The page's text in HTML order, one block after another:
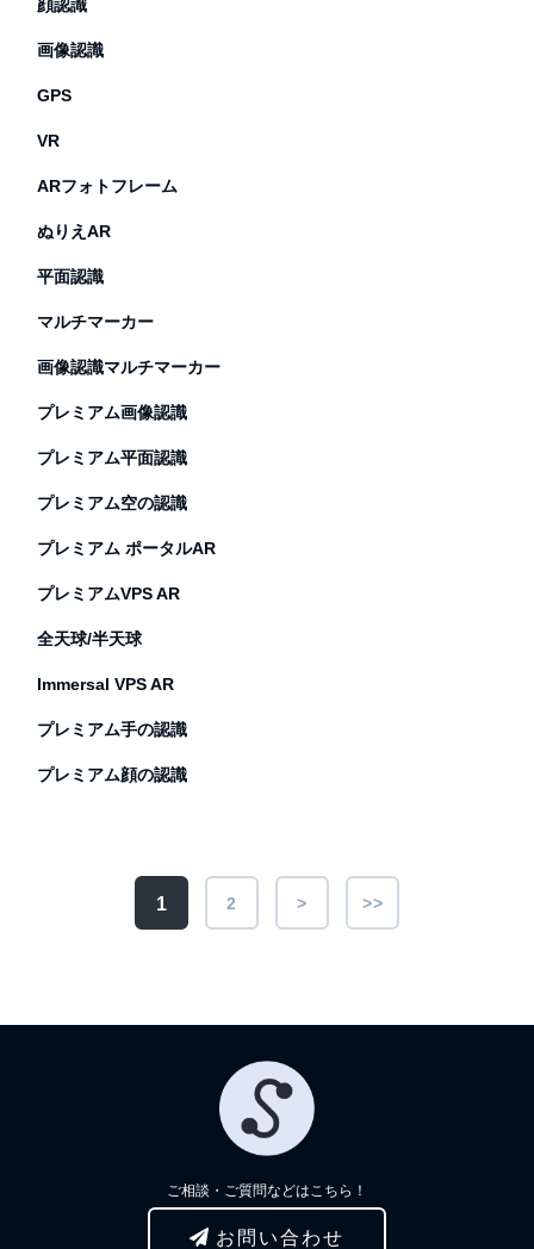
顔認識
画像認識
GPS
VR
ARフォトフレーム
ぬりえAR
平面認識
マルチマーカー
画像認識マルチマーカー
プレミアム画像認識
プレミアム平面認識
プレミアム空の認識
プレミアム ポータルAR
プレミアムVPS AR
全天球/半天球
Immersal VPS AR
プレミアム手の認識
プレミアム顔の認識
1 2 > >>
ご相談・ご質問などはこちら！
お問い合わせ